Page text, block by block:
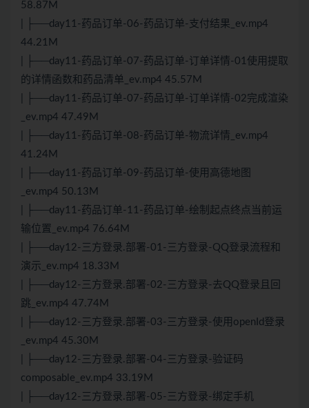
58.87M
| ├──day11-药品订单-06-药品订单-支付结果_ev.mp4
44.21M
| ├──day11-药品订单-07-药品订单-订单详情-01使用提取
的详情函数和药品清单_ev.mp4 45.57M
| ├──day11-药品订单-07-药品订单-订单详情-02完成渲染
_ev.mp4 47.49M
| ├──day11-药品订单-08-药品订单-物流详情_ev.mp4
41.24M
| ├──day11-药品订单-09-药品订单-使用高德地图
_ev.mp4 50.13M
| ├──day11-药品订单-11-药品订单-绘制起点终点当前运
输位置_ev.mp4 76.64M
| ├──day12-三方登录.部署-01-三方登录-QQ登录流程和
演示_ev.mp4 18.33M
| ├──day12-三方登录.部署-02-三方登录-去QQ登录且回
跳_ev.mp4 47.74M
| ├──day12-三方登录.部署-03-三方登录-使用openId登录
_ev.mp4 45.30M
| ├──day12-三方登录.部署-04-三方登录-验证码
composable_ev.mp4 33.19M
| ├──day12-三方登录.部署-05-三方登录-绑定手机